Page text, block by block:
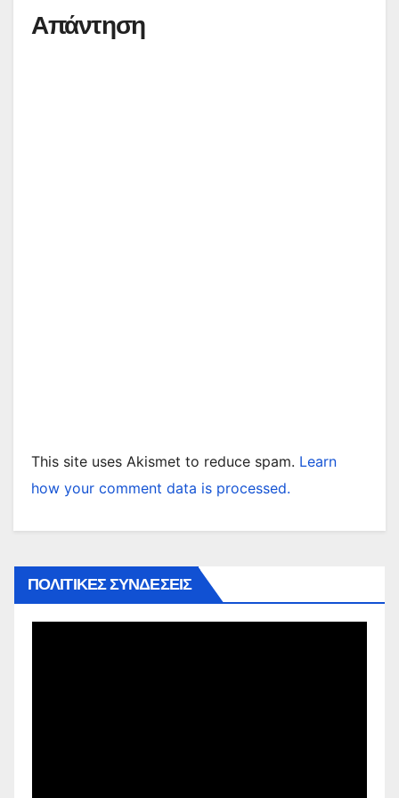
Απάντηση
This site uses Akismet to reduce spam. Learn
how your comment data is processed.
ΠΟΛΙΤΙΚΕΣ ΣΥΝΔΕΣΕΙΣ